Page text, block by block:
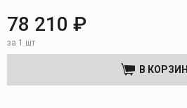
78 210 ₽
за 1 шт
В